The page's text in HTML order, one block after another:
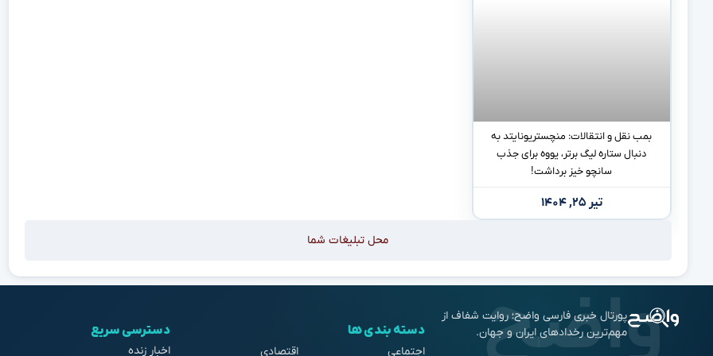
بمب نقل و انتقالات: منچستریونایتد به
دنبال ستاره لیگ برتر، یووه برای جذب
سانچو خیز برداشت!
تیر ۲۵, ۱۴۰۴
محل تبلیغات شما
پورتال خبری فارسی واضح؛ روایت شفاف از
مهم‌ترین رخدادهای ایران و جهان.
دسته بندی ها
اجتماعی اقتصادی
دسترسی سریع
اخبار زنده